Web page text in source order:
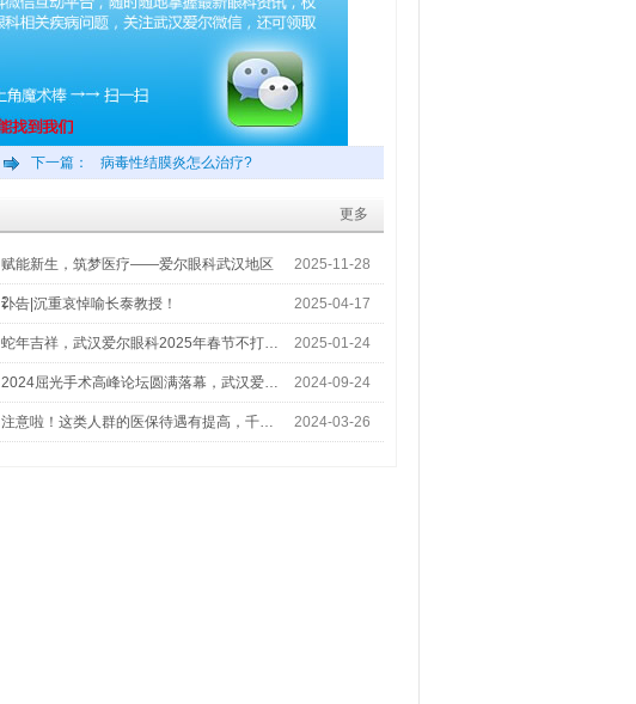
下一篇： 病毒性结膜炎怎么治疗?
更多
赋能新生，筑梦医疗——爱尔眼科武汉地区
2…
2025-11-28
讣告|沉重哀悼喻长泰教授！ 2025-04-17
蛇年吉祥，武汉爱尔眼科2025年春节不打… 2025-01-24
2024屈光手术高峰论坛圆满落幕，武汉爱… 2024-09-24
注意啦！这类人群的医保待遇有提高，千… 2024-03-26